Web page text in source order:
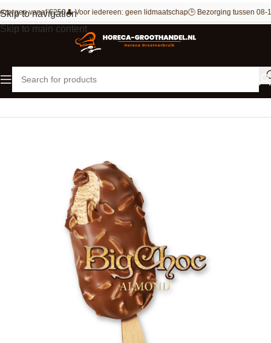
Skip to navigation
Skip to main content
vanaf €250👤 Voor iedereen: geen lidmaatschap🕒 Bezorging tussen 08-
Home IJs Handijsjes